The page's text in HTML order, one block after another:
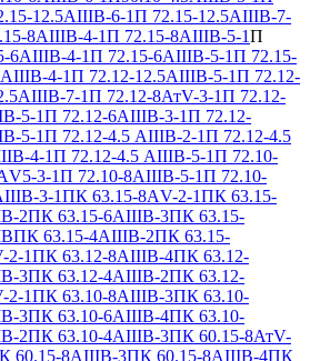
12.5АIIIВ-6-1П 72.15-12.5АIIIВ-7-
8АIIIВ-4-1П 72.15-8АIIIВ-5-1П
6АIIIВ-4-1П 72.15-6АIIIВ-5-1П 72.15-
4-1П 72.12-12.5АIIIВ-5-1П 72.12-
7-1П 72.12-8АтV-3-1П 72.12-
5-1П 72.12-6АIIIВ-3-1П 72.12-
5-1П 72.12-4.5 АIIIВ-2-1П 72.12-4.5
4-1П 72.12-4.5 АIIIВ-5-1П 72.10-
3-1П 72.10-8АIIIВ-5-1П 72.10-
3-1ПК 63.15-8АV-2-1ПК 63.15-
2ПК 63.15-6АIIIВ-3ПК 63.15-
ПК 63.15-4АIIIВ-2ПК 63.15-
2-1ПК 63.12-8АIIIВ-4ПК 63.12-
3ПК 63.12-4АIIIВ-2ПК 63.12-
2-1ПК 63.10-8АIIIВ-3ПК 63.10-
3ПК 63.10-6АIIIВ-4ПК 63.10-
2ПК 63.10-4АIIIВ-3ПК 60.15-8АтV-
60.15-8АIIIВ-3ПК 60.15-8АIIIВ-4ПК